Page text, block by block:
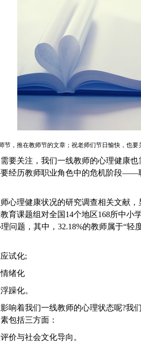
节，推在教师节的文章；祝老师们节日愉快，也要
要关注，我们一线教师的心理健康
要经历教师职业角色中的危机阶段——
心理健康状况的研究调查相关文献
育课题组对全国14个地区168所中小
问题，其中，32.18%的教师属于“轻
试化;
绪化
躁化。
响着我们一线教师的心理状态呢?我
包括三方面：
价与社会文化导向。